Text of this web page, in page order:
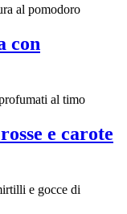
con
e carote